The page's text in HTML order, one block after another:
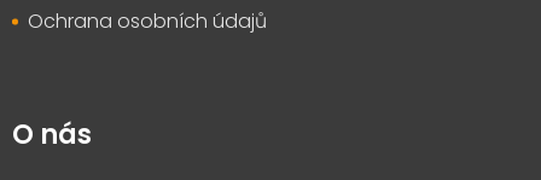
Ochrana osobních údajů
O nás